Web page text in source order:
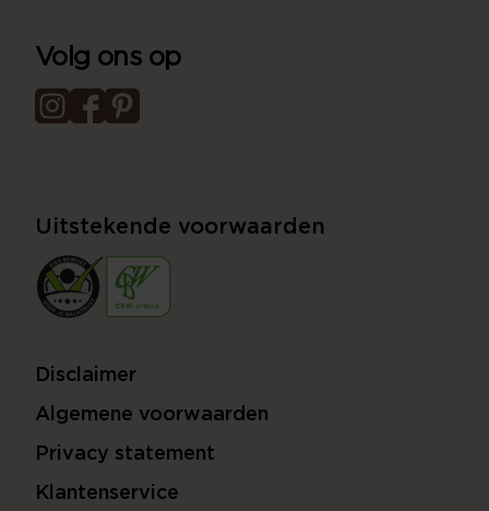
Volg ons op
Uitstekende voorwaarden
Disclaimer
Algemene voorwaarden
Privacy statement
Klantenservice